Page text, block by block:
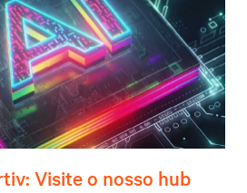
Visite o nosso hub